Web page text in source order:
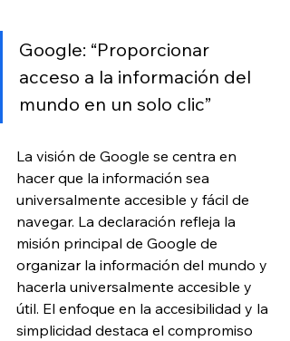
Google: “Proporcionar
acceso a la información del
mundo en un solo clic”
La visión de Google se centra en
hacer que la información sea
universalmente accesible y fácil de
navegar. La declaración refleja la
misión principal de Google de
organizar la información del mundo y
hacerla universalmente accesible y
útil. El enfoque en la accesibilidad y la
simplicidad destaca el compromiso